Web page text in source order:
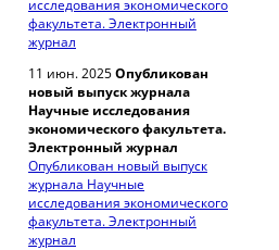
исследования экономического
факультета. Электронный
журнал
11 июн. 2025Опубликован
новый выпуск журнала
Научные исследования
экономического факультета.
Электронный журнал
Опубликован новый выпуск
журнала Научные
исследования экономического
факультета. Электронный
журнал